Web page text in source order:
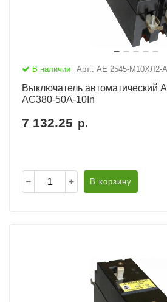
В наличии Арт.: АЕ 2545-М10ХЛ2-
Выключатель автоматический
AC380-50А-10In
7 132.25 р.
В корзину